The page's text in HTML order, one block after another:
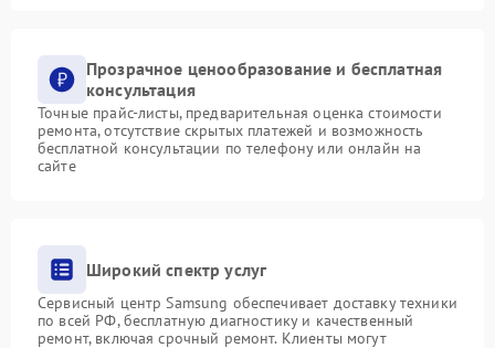
Прозрачное ценообразование и бесплатная
консультация
Точные прайс-листы, предварительная оценка стоимости
ремонта, отсутствие скрытых платежей и возможность
бесплатной консультации по телефону или онлайн на
сайте
Широкий спектр услуг
Сервисный центр Samsung обеспечивает доставку техники
по всей РФ, бесплатную диагностику и качественный
ремонт, включая срочный ремонт. Клиенты могут